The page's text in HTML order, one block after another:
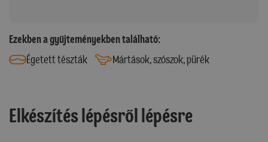
Ezekben a gyűjteményekben található:
Égetett tészták
Mártások, szószok, pürék
Elkészítés lépésről lépésre